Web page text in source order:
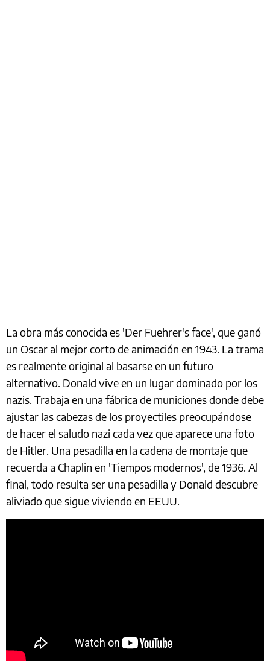
La obra más conocida es 'Der Fuehrer's face', que ganó
un Oscar al mejor corto de animación en 1943. La trama
es realmente original al basarse en un futuro
alternativo. Donald vive en un lugar dominado por los
nazis. Trabaja en una fábrica de municiones donde debe
ajustar las cabezas de los proyectiles preocupándose
de hacer el saludo nazi cada vez que aparece una foto
de Hitler. Una pesadilla en la cadena de montaje que
recuerda a Chaplin en 'Tiempos modernos', de 1936. Al
final, todo resulta ser una pesadilla y Donald descubre
aliviado que sigue viviendo en EEUU.